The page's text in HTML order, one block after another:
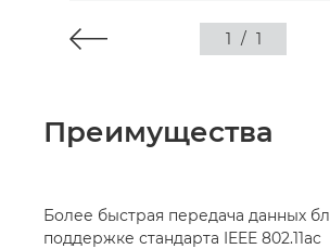
1 / 1
Преимущества
Более быстрая передача данных
поддержке стандарта IEEE 802.11ac